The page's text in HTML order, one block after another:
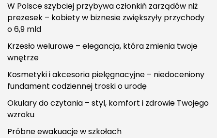
W Polsce szybciej przybywa członkiń zarządów niż
prezesek – kobiety w biznesie zwiększyły przychody
o 6,9 mld
Krzesło welurowe – elegancja, która zmienia twoje
wnętrze
Kosmetyki i akcesoria pielęgnacyjne – niedoceniony
fundament codziennej troski o urodę
Okulary do czytania – styl, komfort i zdrowie Twojego
wzroku
Próbne ewakuacje w szkołach